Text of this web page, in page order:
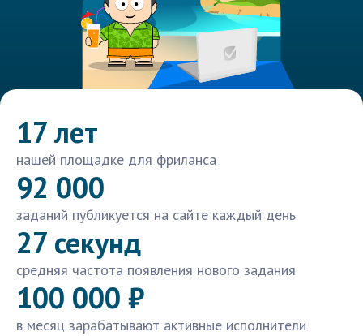
17 лет
нашей площадке для фриланса
92 000
заданий публикуется на сайте каждый день
27 секунд
средняя частота появления нового задания
100 000 ₽
в месяц зарабатывают активные исполнители